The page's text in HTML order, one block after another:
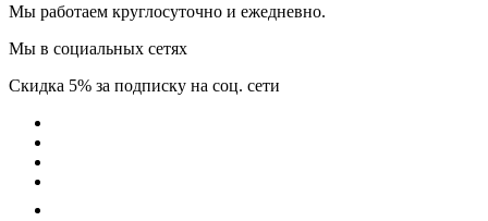
Мы работаем круглосуточно и ежедневно.
Мы в социальных сетях
Скидка 5% за подписку на соц. сети